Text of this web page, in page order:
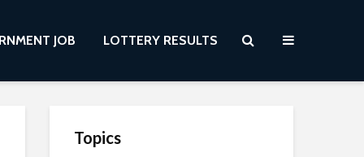
JOB LOTTERY RESULTS
Topics